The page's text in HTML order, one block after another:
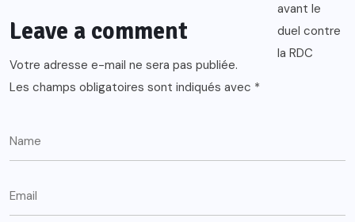
Leave a comment
Votre adresse e-mail ne sera pas publiée.
Les champs obligatoires sont indiqués avec *